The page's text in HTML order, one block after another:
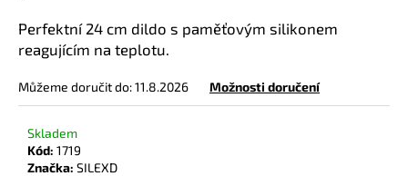
hvězdiček.
Perfektní 24 cm dildo s paměťovým silikonem
reagujícím na teplotu.
Můžeme doručit do:11.8.2026 Možnosti doručení
Skladem
Kód: 1719
Značka: SILEXD
HLEDAT
D
o